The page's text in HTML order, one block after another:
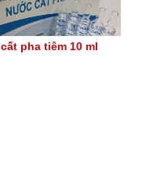
pha tiêm 10 ml